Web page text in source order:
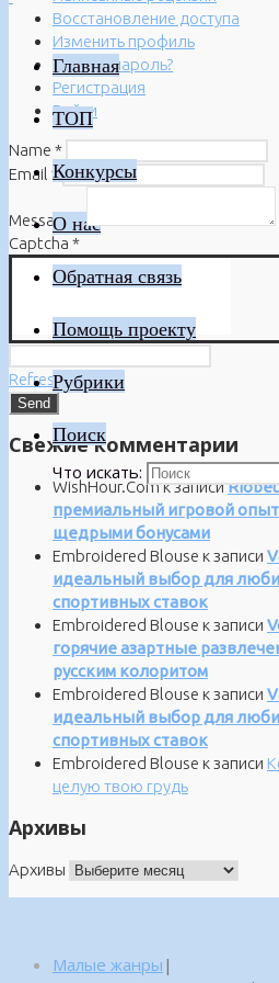
Главная
ТОП
Конкурсы
О нас
Обратная связь
Помощь проекту
Рубрики
Поиск
Что искать:
Восстановление доступа
Изменить профиль
Забыли пароль?
Регистрация
Войти
Name *
Email *
Message*
Captcha *
Refresh
Свежие комментарии
WishHour.Comк записи
премиальный игровой опыт
щедрыми бонусами
Embroidered Blouse к записи
идеальный выбор для
спортивных ставок
Embroidered Blouse к записи
горячие азартные
русским колоритом
Embroidered Blouse к записи
идеальный выбор для
спортивных ставок
Embroidered Blouse к записи
целую твою грудь
Архивы
Архивы
Малые жанры |